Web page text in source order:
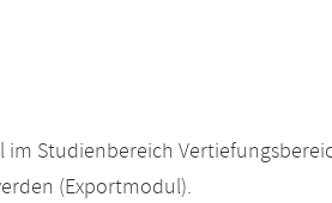
Studienbereich
(Exportmodul).